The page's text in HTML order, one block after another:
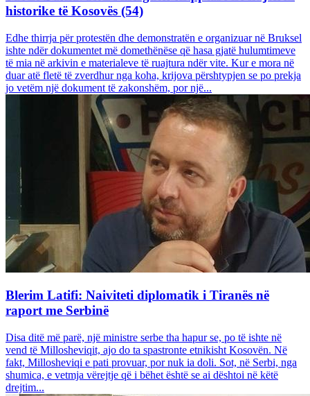
historike të Kosovës (54)
Edhe thirrja për protestën dhe demonstratën e organizuar në Bruksel
ishte ndër dokumentet më domethënëse që hasa gjatë hulumtimeve
të mia në arkivin e materialeve të ruajtura ndër vite. Kur e mora në
duar atë fletë të zverdhur nga koha, krijova përshtypjen se po prekja
jo vetëm një dokument të zakonshëm, por një...
Blerim Latifi: Naiviteti diplomatik i Tiranës në
raport me Serbinë
Disa ditë më parë, një ministre serbe tha hapur se, po të ishte në
vend të Millosheviqit, ajo do ta spastronte etnikisht Kosovën. Në
fakt, Millosheviqi e pati provuar, por nuk ia doli. Sot, në Serbi, nga
shumica, e vetmja vërejtje që i bëhet është se ai dështoi në këtë
drejtim...